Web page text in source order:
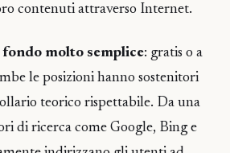
contenuti attraverso Internet.
fondo molto semplice: gratis o a
le posizioni hanno sostenitori
teorico rispettabile. Da una
di ricerca come Google, Bing e